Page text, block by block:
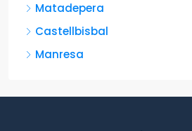
Matadepera
Castellbisbal
Manresa